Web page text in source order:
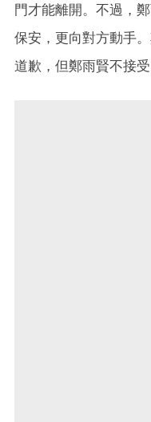
門才能離開。不過，
保安，更向對方動手
道歉，但鄭雨賢不接受